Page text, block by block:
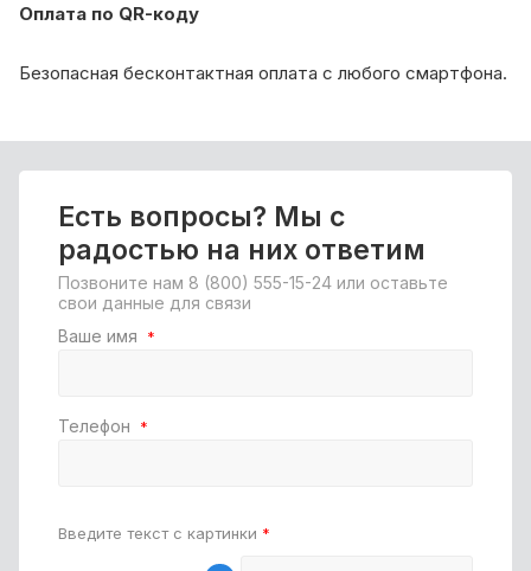
Оплата по QR-коду
Безопасная бесконтактная оплата с любого смартфона.
Есть вопросы? Мы с
радостью на них ответим
Позвоните нам 8 (800) 555-15-24 или оставьте
свои данные для связи
Ваше имя
*
Телефон *
Введите текст с картинки *